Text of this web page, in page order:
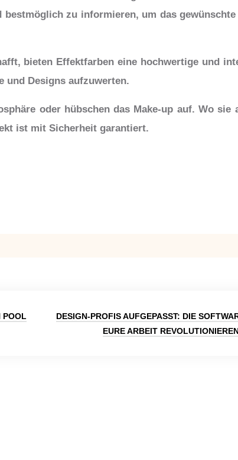
zu informieren, um das
bieten Effektfarben eine hochwertige und
und Designs aufzuwerten.
oder hübschen das Make-up auf. Wo sie
ist mit Sicherheit garantiert.
POOL
DESIGN-PROFIS AUFGEPASST: DIE
EURE ARBEIT